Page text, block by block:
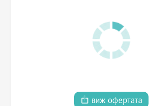
виж офертата